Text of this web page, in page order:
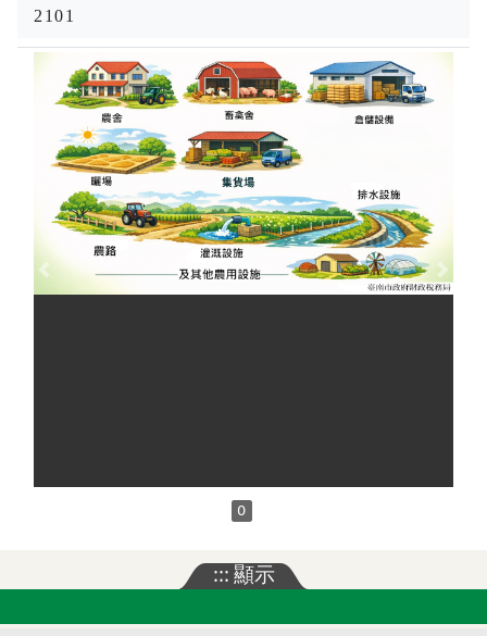
2101
0
Previous Next
:::顯示